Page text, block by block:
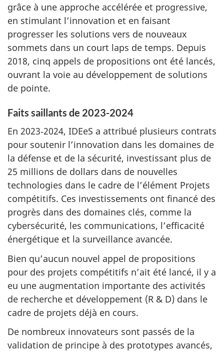
grâce à une approche accélérée et progressive,
en stimulant l’innovation et en faisant
progresser les solutions vers de nouveaux
sommets dans un court laps de temps. Depuis
2018, cinq appels de propositions ont été lancés,
ouvrant la voie au développement de solutions
de pointe.
Faits saillants de 2023-2024
En 2023‑2024, IDEeS a attribué plusieurs contrats
pour soutenir l’innovation dans les domaines de
la défense et de la sécurité, investissant plus de
25 millions de dollars dans de nouvelles
technologies dans le cadre de l’élément Projets
compétitifs. Ces investissements ont financé des
progrès dans des domaines clés, comme la
cybersécurité, les communications, l’efficacité
énergétique et la surveillance avancée.
Bien qu’aucun nouvel appel de propositions
pour des projets compétitifs n’ait été lancé, il y a
eu une augmentation importante des activités
de recherche et développement (R & D) dans le
cadre de projets déjà en cours.
De nombreux innovateurs sont passés de la
validation de principe à des prototypes avancés,